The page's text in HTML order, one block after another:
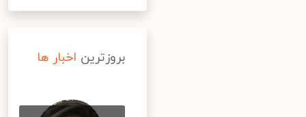
بروزترین اخبار ها